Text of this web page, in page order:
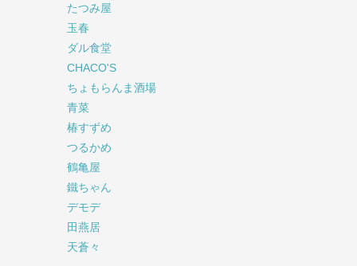
たつみ屋
玉春
ダル食堂
CHACO'S
ちょもらんま酒場
青菜
椿すずめ
つるかめ
鶴亀屋
鐵ちゃん
デモデ
田燕居
天蒼々